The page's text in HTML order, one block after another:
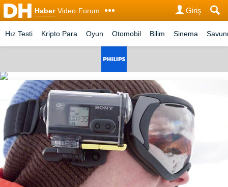
Haber Video Forum Giriş
Hız Testi Kripto Para Oyun Otomobil Bilim Sinema